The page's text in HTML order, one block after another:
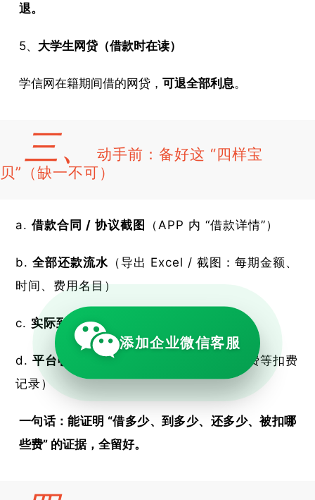
退。
5、 大学生网贷（借款时在读）
学信网在籍期间借的网贷， 可退全部利息。
三、
动手前：备好这 “四样宝
贝”（缺一不可）
借款合同 / 协议截图 （APP 内 “借款详情”）
全部还款流水 （导出 Excel / 截图：每期金额、
时间、费用名目）
实际到账记录
平台收费明细（服务费、担保费、保险费等扣费
记录）
一句话：能证明 “借多少、到多少、还多少、被扣哪
些费” 的证据，全留好。
添加企业微信客服